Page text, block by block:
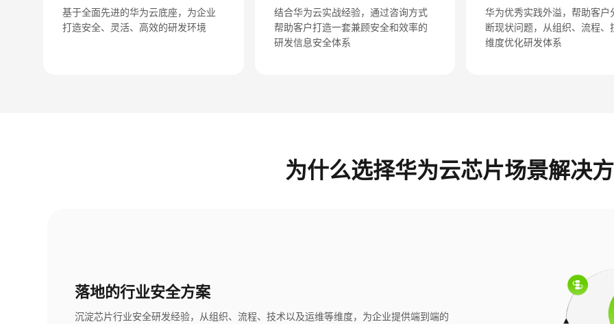
基于全面先进的华为云底座，为企业
打造安全、灵活、高效的研发环境
结合华为云实战经验，通过咨询方式
帮助客户打造一套兼顾安全和效率的
研发信息安全体系
华为优秀实践外溢，帮助客户
断现状问题，从组织、流程、
维度优化研发体系
为什么选择华为云芯片场景解决
落地的行业安全方案
沉淀芯片行业安全研发经验，从组织、流程、技术以及运维等维度，为企业提供端到端的